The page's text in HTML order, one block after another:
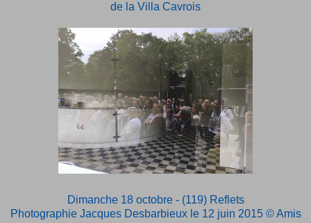
de la Villa Cavrois
Dimanche 18 octobre - (119) Reflets
Photographie Jacques Desbarbieux le 12 juin 2015© Amis